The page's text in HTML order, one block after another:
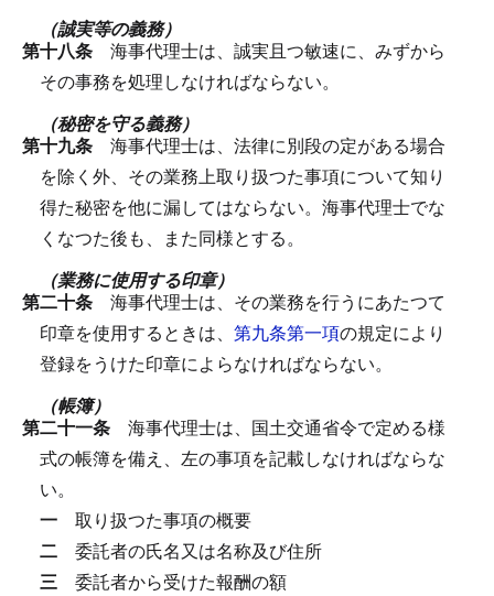
（誠実等の義務）
第十八条 海事代理士は、誠実且つ敏速に、みずから
その事務を処理しなければならない。
（秘密を守る義務）
第十九条 海事代理士は、法律に別段の定がある場合
を除く外、その業務上取り扱つた事項について知り
得た秘密を他に漏してはならない。 海事代理士でな
くなつた後も、また同様とする。
（業務に使用する印章）
第二十条 海事代理士は、その業務を行うにあたつて
印章を使用するときは、 第九条第一項の規定により
登録をうけた印章によらなければならない。
（帳簿）
第二十一条 海事代理士は、国土交通省令で定める様
式の帳簿を備え、左の事項を記載しなければならな
い。
一 取り扱つた事項の概要
二 委託者の氏名又は名称及び住所
三 委託者から受けた報酬の額